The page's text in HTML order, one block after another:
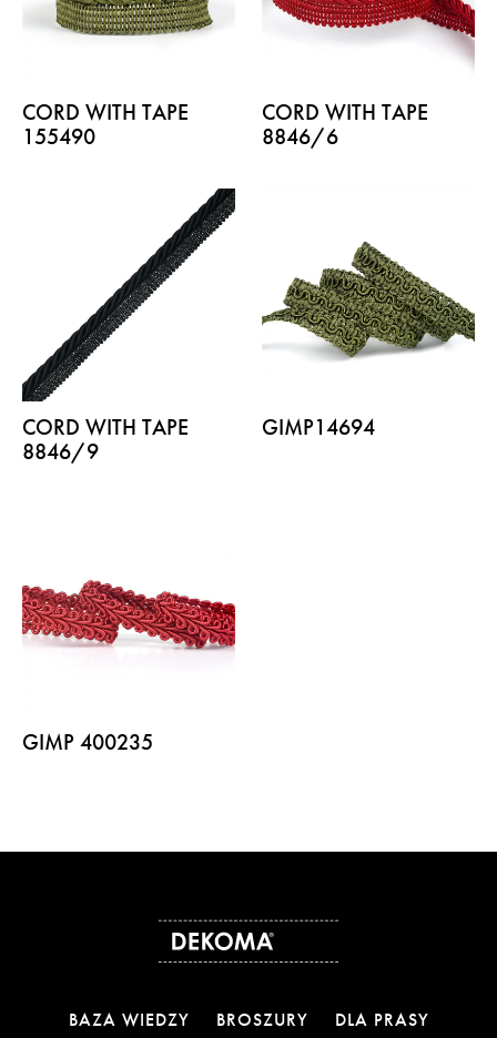
CORD WITH TAPE
155490
CORD WITH TAPE
8846/6
CORD WITH TAPE
8846/9
GIMP14694
GIMP 400235
BAZA WIEDZY BROSZURY DLA PRASY